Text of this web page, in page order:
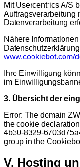
Mit Usercentrics A/S
Auftragsverarbeitung
Datenverarbeitung
Nähere
www.cookiebot.com/
Ihre Einwilligung
im
3. Übersicht der
Error: The domain
the cookie
4b30-8329-
group in the
V. Hosting